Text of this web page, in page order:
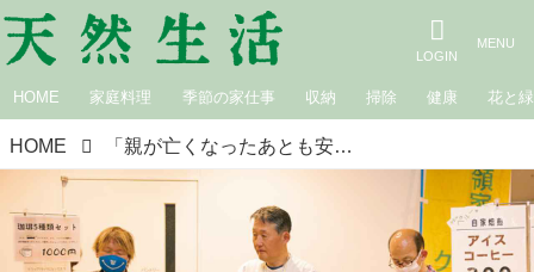
HOME 家庭料理 季節の家仕事 収納 掃除 健康 花と緑
HOME 「親が亡くなったあとも安心して暮らせる未来に」視覚障害のある人たちが働ける“コーヒー焙煎”の仕事づくりへの挑戦／領家グリーンゲイブルズ（埼玉・上尾）